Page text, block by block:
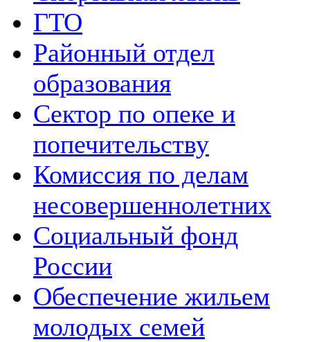
ГТО
Районный отдел
образования
Сектор по опеке и
попечительству
Комиссия по делам
несовершеннолетних
Социальный фонд
России
Обеспечение жильем
молодых семей